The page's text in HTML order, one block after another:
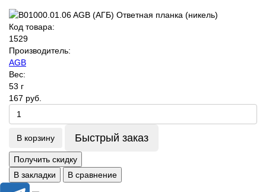
Код товара:
1529
Производитель:
AGB
Вес:
53 г
167 руб.
В корзину Быстрый заказ
Получить скидку
В закладки
В сравнение